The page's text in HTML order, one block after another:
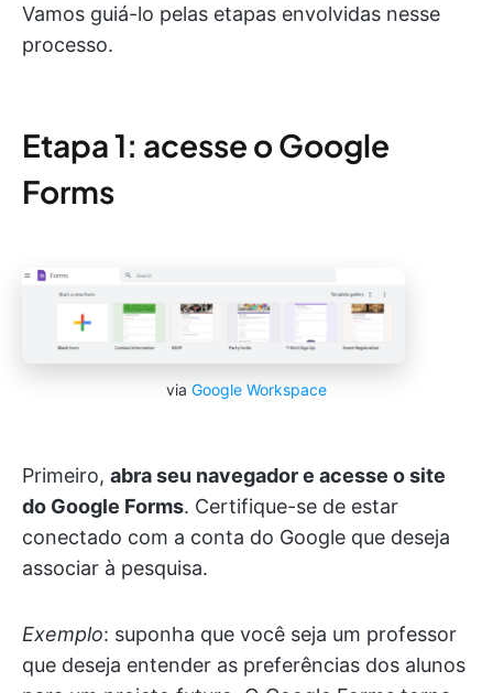
Vamos guiá-lo pelas etapas envolvidas nesse
processo.
Etapa 1: acesse o Google
Forms
via Google Workspace
Primeiro, abra seu navegador e acesse o site
do Google Forms. Certifique-se de estar
conectado com a conta do Google que deseja
associar à pesquisa.
Exemplo: suponha que você seja um professor
que deseja entender as preferências dos alunos